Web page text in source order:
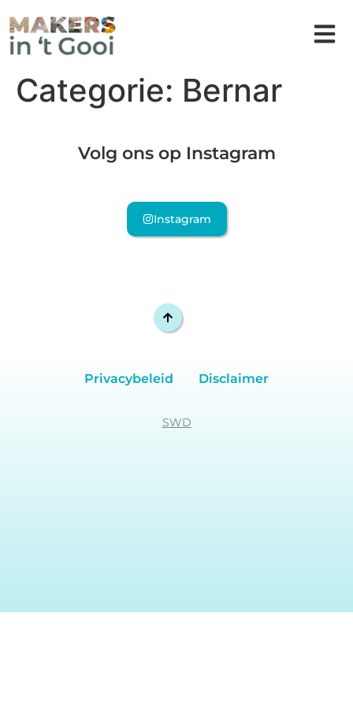
Categorie: Bernar
Volg ons op Instagram
Instagram
Privacybeleid Disclaimer
SWD